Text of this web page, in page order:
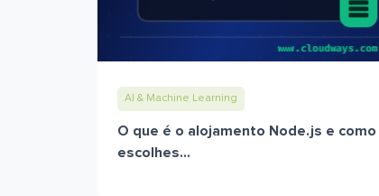
AI & Machine Learning
O que é o alojamento Node.js e como
escolhes...